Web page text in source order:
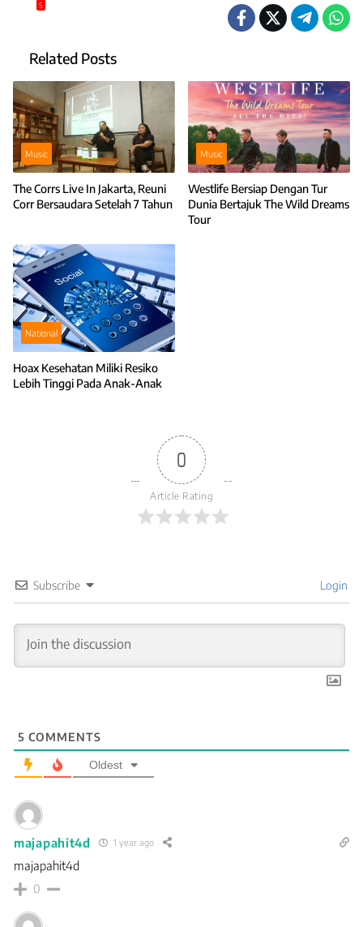
5
Related Posts
Music
The Corrs Live In Jakarta, Reuni
Corr Bersaudara Setelah 7 Tahun
Music
Westlife Bersiap Dengan Tur
Dunia Bertajuk The Wild Dreams
Tour
National
Hoax Kesehatan Miliki Resiko
Lebih Tinggi Pada Anak-Anak
0
Article Rating
Subscribe Login
5 COMMENTS
Oldest
majapahit4d 1 year ago
majapahit4d
0